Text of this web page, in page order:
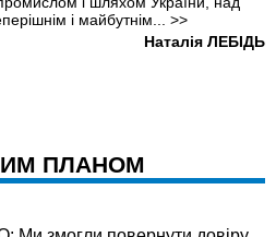
і майбутнім... >>
Наталія ЛЕБІДЬ
ПЛАНОМ